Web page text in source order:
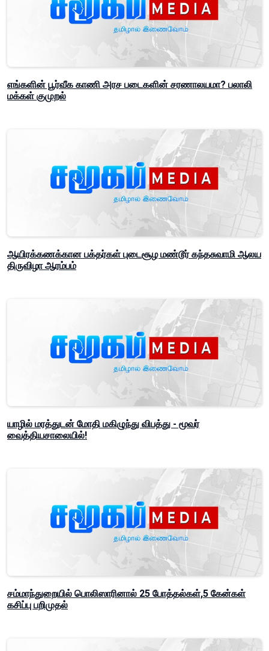
எங்களின் பூர்வீக காணி அரச படைகளின் சரணாலயமா? பலாலி
மக்கள் குமுறல்
ஆயிரக்கணக்கான பக்தர்கள் புடைசூழ மண்டூர் கந்தசுவாமி ஆலய
திருவிழா ஆரம்பம்
யாழில் மரத்துடன் மோதி மகிழுந்து விபத்து - மூவர்
வைத்தியசாலையில்!
சம்மாந்துறையில் பொலிஸாரினால் 25 போத்தல்கள்,5 கேன்கள்
கசிப்பு பறிமுதல்